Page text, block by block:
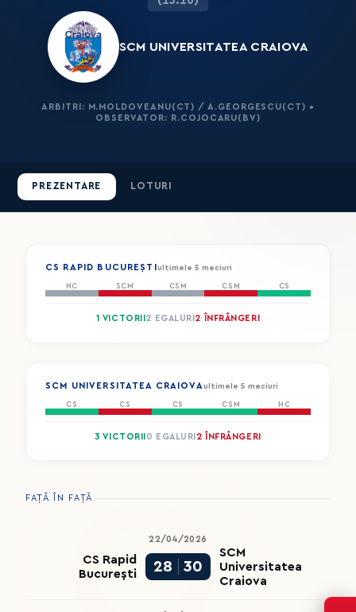
SCM UNIVERSITATEA CRAIOVA
ARBITRI: M.MOLDOVEANU(CT) / A.GEORGESCU(CT) •
OBSERVATOR: R.COJOCARU(BV)
PREZENTARE LOTURI
CS RAPID BUCUREȘTI ultimele 5 meciuri
HC SCM CSM CSM CS
1 VICTORII 2 EGALURI 2 ÎNFRÂNGERI
SCM UNIVERSITATEA CRAIOVA ultimele 5 meciuri
CS CS CS CSM HC
3 VICTORII 0 EGALURI 2 ÎNFRÂNGERI
FAȚĂ ÎN FAȚĂ
22/04/2026
CS Rapid
București
28 30
SCM
Universitatea
Craiova